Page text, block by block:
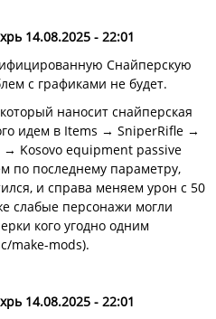
14.08.2025 - 22:01
Снайперскую
с графиками не будет.
наносит снайперская
идем в Items → SniperRifle →
Kosovo equipment passive
по последнему параметру,
и справа меняем урон с 50
слабые персонажи могли
кого угодно одним
make-mods).
14.08.2025 - 22:01